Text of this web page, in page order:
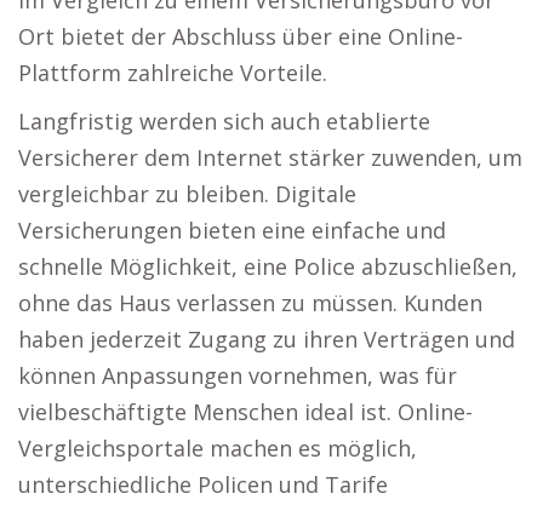
Ort bietet der Abschluss über eine Online-
Plattform zahlreiche Vorteile.
Langfristig werden sich auch etablierte
Versicherer dem Internet stärker zuwenden, um
vergleichbar zu bleiben. Digitale
Versicherungen bieten eine einfache und
schnelle Möglichkeit, eine Police abzuschließen,
ohne das Haus verlassen zu müssen. Kunden
haben jederzeit Zugang zu ihren Verträgen und
können Anpassungen vornehmen, was für
vielbeschäftigte Menschen ideal ist. Online-
Vergleichsportale machen es möglich,
unterschiedliche Policen und Tarife